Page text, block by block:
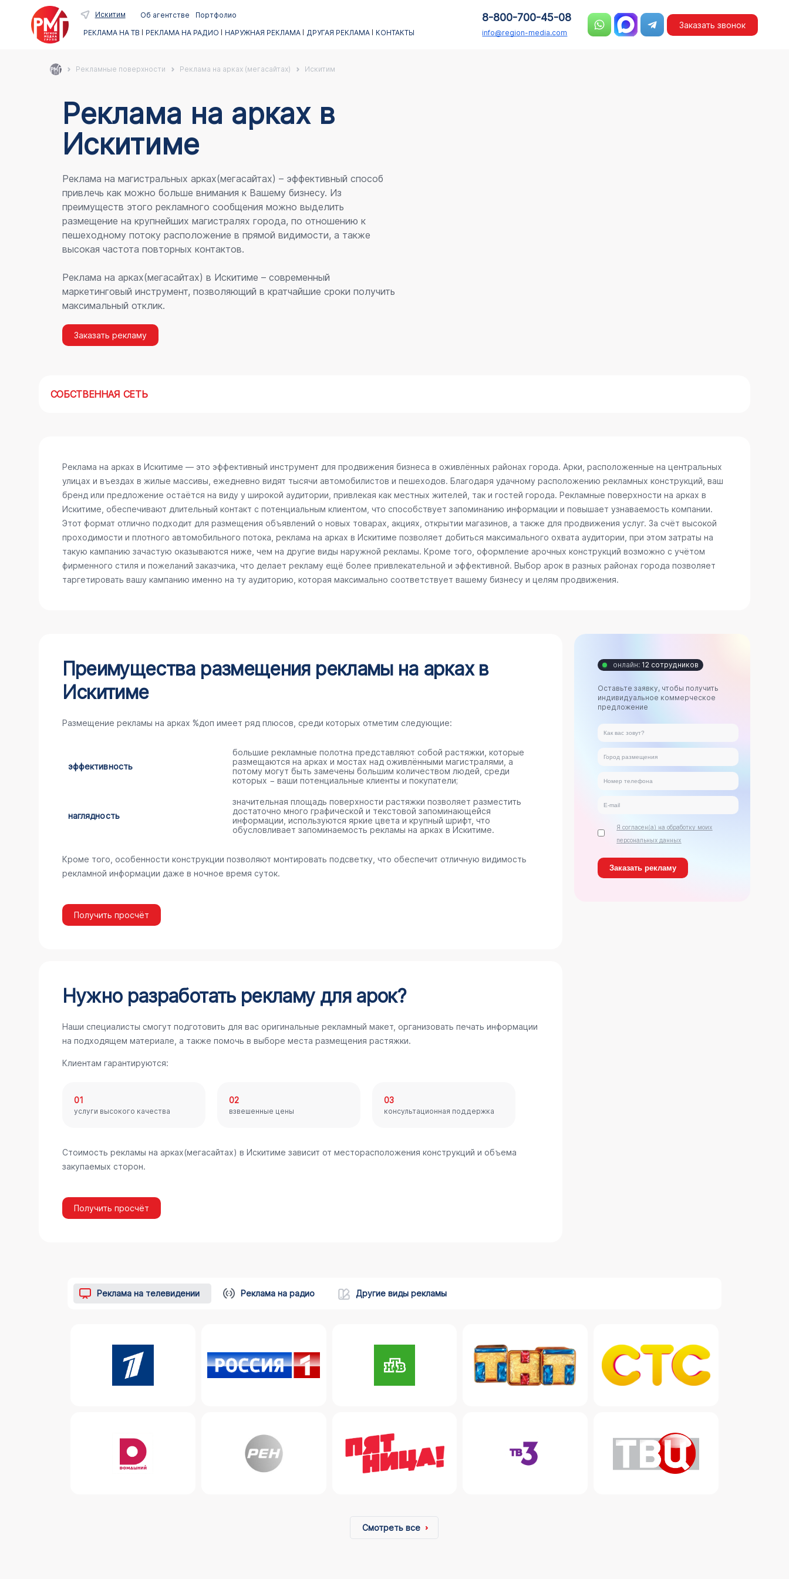
Искитим Об агентстве
Портфолио
РЕКЛАМА НА ТВ
РЕКЛАМА НА РАДИО НАРУЖНАЯ РЕКЛАМА ДРУГАЯ РЕКЛАМА КОНТАКТЫ
8-800-700-45-08
info@region-media.com
Заказать звонок
Рекламные поверхности Реклама на арках (мегасайтах) Искитим
Реклама на аркаx в
Искитиме
Реклама на магистральных арках(мегасайтах) – эффективный способ
привлечь как можно больше внимания к Вашему бизнесу. Из
преимуществ этого рекламного сообщения можно выделить
размещение на крупнейших магистралях города, по отношению к
пешеходному потоку расположение в прямой видимости, а также
высокая частота повторных контактов.
Реклама на арках(мегасайтах) в Искитиме – современный
маркетинговый инструмент, позволяющий в кратчайшие сроки получить
максимальный отклик.
Заказать рекламу
СОБСТВЕННАЯ СЕТЬ
Реклама на арках в Искитиме — это эффективный инструмент для продвижения бизнеса в оживлённых районах города. Арки, расположенные на центральных
улицах и въездах в жилые массивы, ежедневно видят тысячи автомобилистов и пешеходов. Благодаря удачному расположению рекламных конструкций, ваш
бренд или предложение остаётся на виду у широкой аудитории, привлекая как местных жителей, так и гостей города. Рекламные поверхности на арках в
Искитиме, обеспечивают длительный контакт с потенциальным клиентом, что способствует запоминанию информации и повышает узнаваемость компании.
Этот формат отлично подходит для размещения объявлений о новых товарах, акциях, открытии магазинов, а также для продвижения услуг. За счёт высокой
проходимости и плотного автомобильного потока, реклама на арках в Искитиме позволяет добиться максимального охвата аудитории, при этом затраты на
такую кампанию зачастую оказываются ниже, чем на другие виды наружной рекламы. Кроме того, оформление арочных конструкций возможно с учётом
фирменного стиля и пожеланий заказчика, что делает рекламу ещё более привлекательной и эффективной. Выбор арок в разных районах города позволяет
таргетировать вашу кампанию именно на ту аудиторию, которая максимально соответствует вашему бизнесу и целям продвижения.
Преимущества размещения рекламы на арках в
Искитиме
Размещение рекламы на арках %доп имеет ряд плюсов, среди которых отметим следующие:
эффективность
большие рекламные полотна представляют собой растяжки, которые
размещаются на арках и мостах над оживлёнными магистралями, а
потому могут быть замечены большим количеством людей, среди
которых − ваши потенциальные клиенты и покупатели;
наглядность
значительная площадь поверхности растяжки позволяет разместить
достаточно много графической и текстовой запоминающейся
информации, используются яркие цвета и крупный шрифт, что
обусловливает запоминаемость рекламы на арках в Искитиме.
Кроме того, особенности конструкции позволяют монтировать подсветку, что обеспечит отличную видимость
рекламной информации даже в ночное время суток.
Получить просчёт
Нужно разработать рекламу для арок?
Наши специалисты смогут подготовить для вас оригинальные рекламный макет, организовать печать информации
на подходящем материале, а также помочь в выборе места размещения растяжки.
Клиентам гарантируются:
01
услуги высокого качества
02
взвешенные цены
03
консультационная поддержка
Стоимость рекламы на арках(мегасайтах) в Искитиме зависит от месторасположения конструкций и объема
закупаемых сторон.
Получить просчёт
онлайн: 12 сотрудников
Оставьте заявку, чтобы получить
индивидуальное коммерческое
предложение
Я согласен(а) на обработку моих
персональных данных
Реклама на телевидении Реклама на радио Другие виды рекламы
Смотреть все